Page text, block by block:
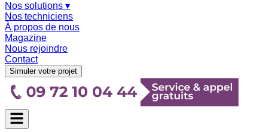
Nos solutions ▾
Nos techniciens
À propos de nous
Magazine
Nous rejoindre
Contact
Simuler votre projet